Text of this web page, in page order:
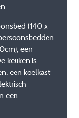
(140 x
een
keuken is
een koelkast
een